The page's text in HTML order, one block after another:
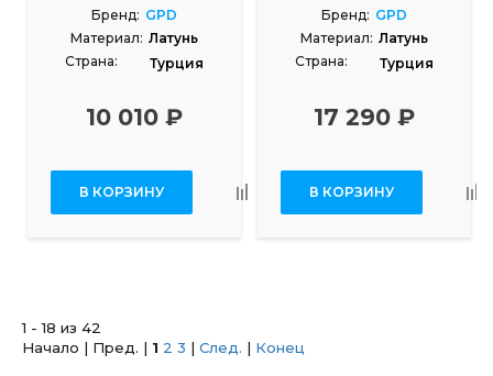
Бренд: GPD
Материал: Латунь
Страна:
Турция
10 010 ₽
В КОРЗИНУ
Бренд: GPD
Материал: Латунь
Страна:
Турция
17 290 ₽
В КОРЗИНУ
1 - 18 из 42
Начало | Пред. | 1 2 3 | След. | Конец